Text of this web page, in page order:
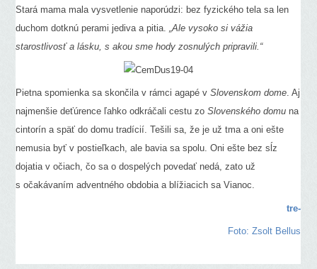
Stará mama mala vysvetlenie naporúdzi: bez fyzického tela sa len
duchom dotknú perami jediva a pitia.„Ale vysoko si vážia
starostlivosť a lásku, s akou sme hody zosnulých pripravili.“
Pietna spomienka sa skončila v rámci agapé vSlovenskom dome. Aj
najmenšie deťúrence ľahko odkráčali cestu zoSlovenského domu na
cintorín a späť do domu tradícií. Tešili sa, že je už tma a oni ešte
nemusia byť v postieľkach, ale bavia sa spolu. Oni ešte bez sĺz
dojatia v očiach, čo sa o dospelých povedať nedá, zato už
s očakávaním adventného obdobia a blížiacich sa Vianoc.
tre-
Foto: Zsolt Bellus